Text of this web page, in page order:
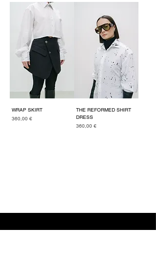
WRAP SKIRT
Cena
360,00 €
THE REFORMED SHIRT
DRESS
Cena
360,00 €
BAGBET Costumes